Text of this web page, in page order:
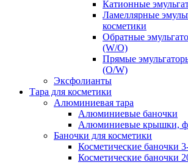
Катионные
Ламеллярные
косметики
Обратные
(W/O)
Прямые
(O/W)
Эксфолианты
Тара для косметики
Алюминиевая тара
Алюминиевые баночки
Алюминиевые крышки,
Баночки для косметики
Косметические баночки
Косметические баночки